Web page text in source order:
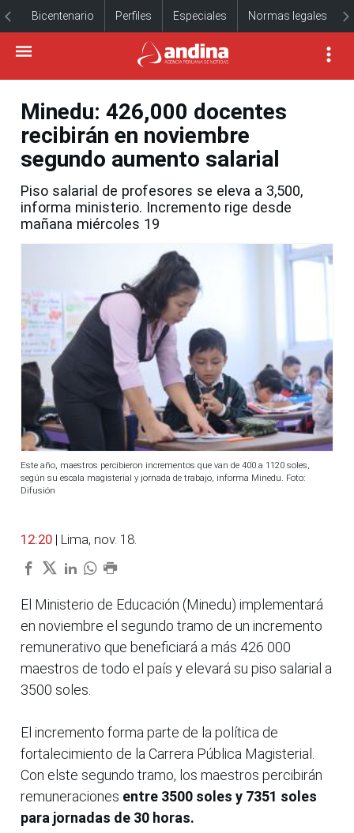
Bicentenario Perfiles Especiales Normas legales
Minedu: 426,000 docentes
recibirán en noviembre
segundo aumento salarial
Piso salarial de profesores se eleva a 3,500,
informa ministerio. Incremento rige desde
mañana miércoles 19
Este año, maestros percibieron incrementos que van de 400 a 1120 soles,
según su escala magisterial y jornada de trabajo, informa Minedu. Foto:
Difusión
12:20 | Lima, nov. 18.
El Ministerio de Educación (Minedu) implementará
en noviembre el segundo tramo de un incremento
remunerativo que beneficiará a más 426 000
maestros de todo el país y elevará su piso salarial a
3500 soles.
El incremento forma parte de la política de
fortalecimiento de la Carrera Pública Magisterial.
Con elste segundo tramo, los maestros percibirán
remuneraciones entre 3500 soles y 7351 soles
para jornadas de 30 horas.